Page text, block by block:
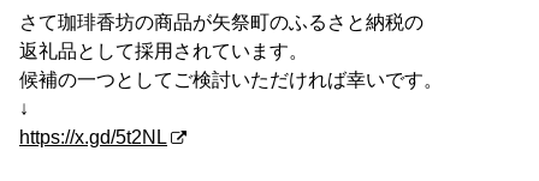
さて珈琲香坊の商品が矢祭町のふるさと納税の
返礼品として採用されています。
候補の一つとしてご検討いただければ幸いです。
↓
https://x.gd/5t2NL